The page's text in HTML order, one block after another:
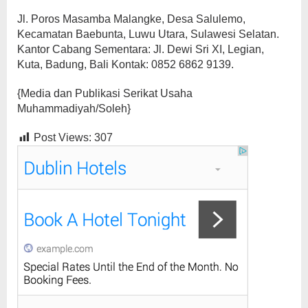
Jl. Poros Masamba Malangke, Desa Salulemo,
Kecamatan Baebunta, Luwu Utara, Sulawesi Selatan.
Kantor Cabang Sementara: Jl. Dewi Sri XI, Legian,
Kuta, Badung, Bali Kontak: 0852 6862 9139.
{Media dan Publikasi Serikat Usaha
Muhammadiyah/Soleh}
Post Views: 307